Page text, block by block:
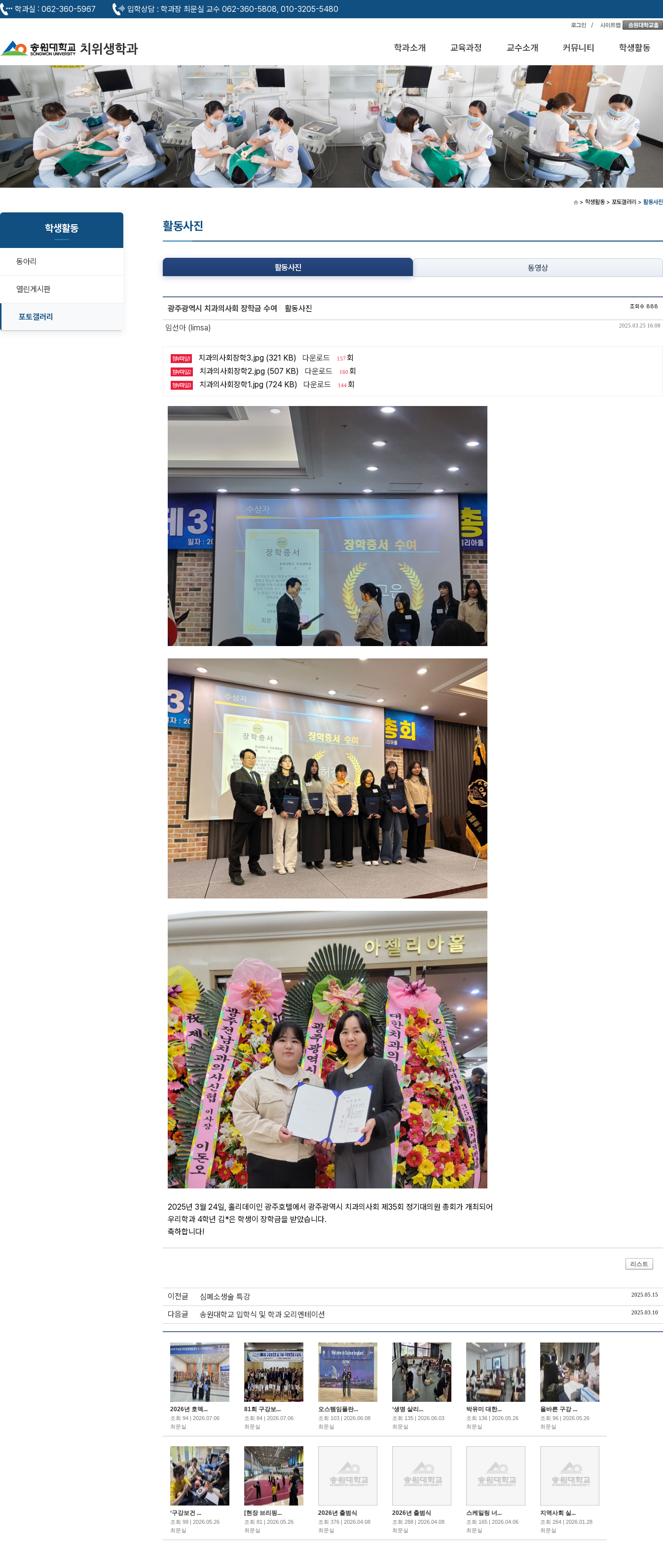
학과실 : 062-360-5967 입학상담 : 학과장 최문실 교수 062-360-5808, 010-3205-5480
학과소개 교육과정 교수소개 커뮤니티 학생활동
학생활동
동아리
열린게시판
포토갤러리
> 학생활동> 포토갤러리 > 활동사진
활동사진
활동사진 동영상
광주광역시 치과의사회 장학금 수여 활동사진 조회수 888
임선아 (limsa) 2025.03.25 16:08
첨부파일1 치과의사회장학3.jpg (321 KB) 다운로드 157 회
첨부파일2 치과의사회장학2.jpg (507 KB) 다운로드 160 회
첨부파일3 치과의사회장학1.jpg (724 KB) 다운로드 144 회
2025년 3월 24일, 홀리데이인 광주호텔에서 광주광역시 치과의사회 제35회 정기대의원 총회가 개최되어
우리학과 4학년 김*은 학생이 장학금을 받았습니다.
축하합니다!
리스트
이전글 심폐소생술 특강 2025.05.15
다음글 송원대학교 입학식 및 학과 오리엔테이션 2025.03.10
2026년 호덱...
조회 94 | 2026.07.06
최문실
81회 구강보...
조회 84 | 2026.07.06
최문실
오스템임플란...
조회 103 | 2026.06.08
최문실
‘생명 살리...
조회 135 | 2026.06.03
최문실
박유미 대한...
조회 136 | 2026.05.26
최문실
올바른 구강 ...
조회 96 | 2026.05.26
최문실
‘구강보건 ...
조회 99 | 2026.05.26
최문실
[현장 브리핑...
조회 81 | 2026.05.26
최문실
2026년 출범식
조회 376 | 2026.04.08
최문실
2026년 출범식
조회 288 | 2026.04.08
최문실
스케일링 너...
조회 165 | 2026.04.06
최문실
지역사회 실...
조회 264 | 2026.01.28
최문실